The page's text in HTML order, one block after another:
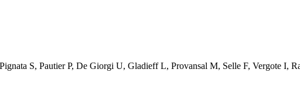
S, Pautier P, De Giorgi U, Gladieff L, Provansal M, Selle F, Vergote I,